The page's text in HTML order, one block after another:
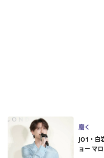
磨く
JO1・白
ョー マ